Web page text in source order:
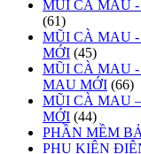
MŨI CÀ MAU
(61)
MŨI CÀ MAU
MỚI (45)
MŨI CÀ MAU
MAU MỚI (66)
MŨI CÀ MAU
MỚI (44)
PHẦN MỀM
PHỤ KIỆN